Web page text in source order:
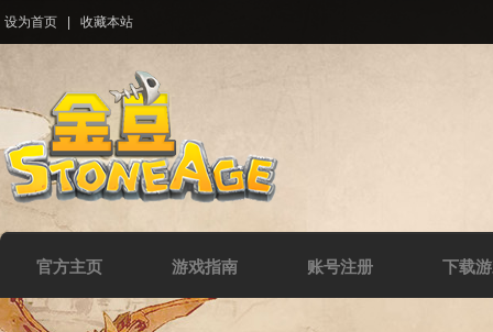
设为首页 收藏本站
官方主页 游戏指南 账号注册 下载